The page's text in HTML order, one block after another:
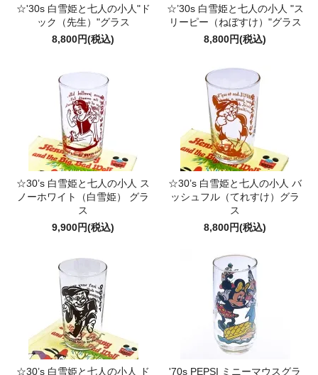
☆'30s 白雪姫と七人の小人"ド
ック（先生）"グラス
8,800円(税込)
☆’30s 白雪姫と七人の小人 "ス
リーピー（ねぼすけ）"グラス
8,800円(税込)
☆30’s 白雪姫と七人の小人 ス
ノーホワイト（白雪姫） グラ
ス
9,900円(税込)
☆30’s 白雪姫と七人の小人 バ
ッシュフル（てれすけ）グラ
ス
8,800円(税込)
☆30’s 白雪姫と七人の小人 ド
'70s PEPSI ミニーマウスグラ